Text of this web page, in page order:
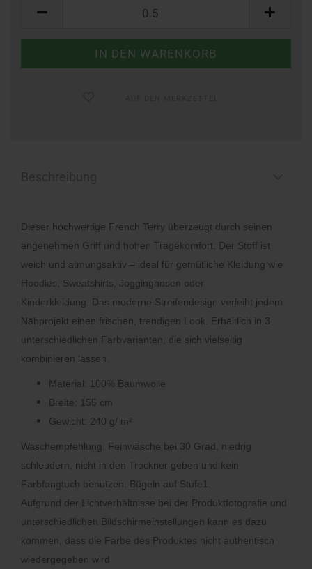
Dieser hochwertige French Terry überzeugt durch seinen
angenehmen Griff und hohen Tragekomfort. Der Stoff ist
weich und atmungsaktiv – ideal für gemütliche Kleidung wie
Hoodies, Sweatshirts, Jogginghosen oder
Kinderkleidung. Das moderne Streifendesign verleiht jedem
Nähprojekt einen frischen, trendigen Look.
Erhältlich in 3
unterschiedlichen Farbvarianten, die sich vielseitig
kombinieren lassen.
Material: 100% Baumwolle
Breite: 155 cm
Gewicht: 240 g/ m²
Waschempfehlung: Feinwäsche bei 30 Grad, niedrig
schleudern, nicht in den Trockner geben und kein
Farbfangtuch benutzen. Bügeln auf Stufe1.
Aufgrund der Lichtverhältnisse bei der Produktfotografie und
unterschiedlichen Bildschirmeinstellungen kann es dazu
kommen, dass die Farbe des Produktes nicht authentisch
wiedergegeben wird.